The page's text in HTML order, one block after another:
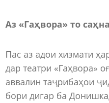
Аз «Гаҳвора» то
Пас аз адои хизмати
дар театри «Гаҳвора»
аввалин таҷрибаҳои
бори дигар ба